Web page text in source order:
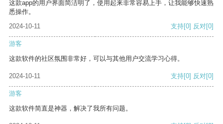
这款app的用户界面简洁明了，使用起来非常容易上手，让我能够快速熟
悉操作。
2024-10-11
支持[0] 反对[0]
游客
这款软件的社区氛围非常好，可以与其他用户交流学习心得。
2024-10-11 支持[0] 反对[0]
游客
这款软件简直是神器，解决了我所有问题。